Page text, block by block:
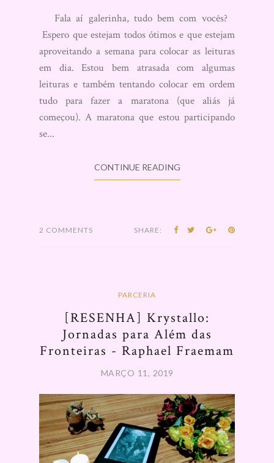
Fala aí galerinha, tudo bem com vocês?
Espero que estejam todos ótimos e que estejam
aproveitando a semana para colocar as leituras
em dia. Estou bem atrasada com algumas
leituras e também tentando colocar em ordem
tudo para fazer a maratona (que aliás já
começou). A maratona que estou participando
se...
CONTINUE READING
2 COMMENTS SHARE:
PARCERIA
[RESENHA] Krystallo:
Jornadas para Além das
Fronteiras - Raphael Fraemam
MARÇO 11, 2019